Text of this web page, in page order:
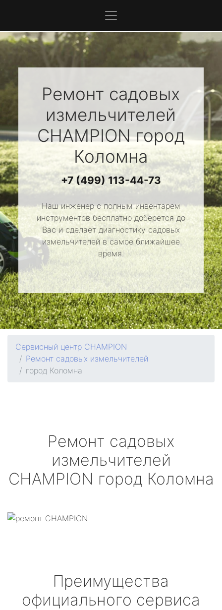
Ремонт садовых
измельчителей
CHAMPIONгород
Коломна
+7 (499) 113-44-73
Наш инженер с полным инвентарем
инструментов бесплатно доберется до
Вас и сделает диагностику садовых
измельчителей в самое ближайшее
время.
Сервисный центр CHAMPION
Ремонт садовых измельчителей
город Коломна
Ремонт садовых
измельчителей
CHAMPION город Коломна
Преимущества
официального сервиса